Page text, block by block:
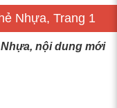
Nhựa, Trang 1
nội dung mới